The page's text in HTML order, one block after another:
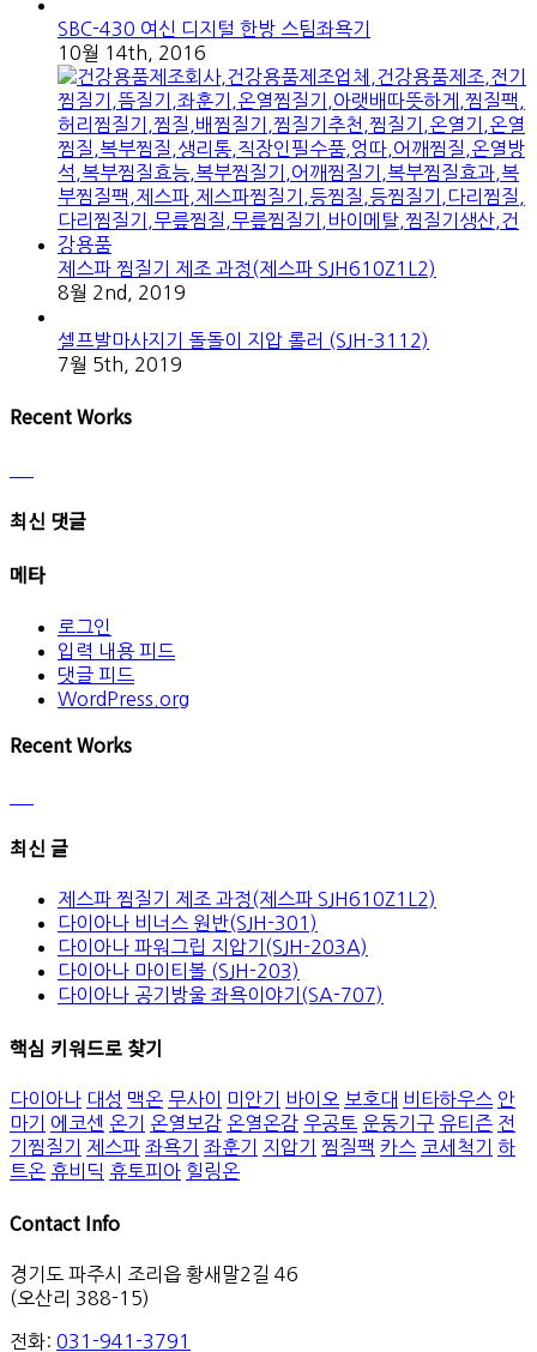
SBC-430 여신 디지털 한방 스팀좌욕기
10월 14th, 2016
제스파 찜질기 제조 과정(제스파 SJH610Z1L2)
8월 2nd, 2019
셀프발마사지기 돌돌이 지압 롤러 (SJH-3112)
7월 5th, 2019
Recent Works
최신 댓글
메타
로그인
입력 내용 피드
댓글 피드
WordPress.org
Recent Works
최신 글
제스파 찜질기 제조 과정(제스파 SJH610Z1L2)
다이아나 비너스 원반(SJH-301)
다이아나 파워그립 지압기(SJH-203A)
다이아나 마이티볼 (SJH-203)
다이아나 공기방울 좌욕이야기(SA-707)
핵심 키워드로 찾기
다이아나 대성 맥온 무사이 미안기 바이오 보호대 비타하우스 안
마기
에코센 온기 온열보감 온열온감 우공토 운동기구 유티즌 전
기찜질기
제스파 좌욕기 좌훈기 지압기 찜질팩 카스 코세척기
하
트온 휴비딕 휴토피아 힐링온
Contact Info
경기도 파주시 조리읍 황새말2길 46
(오산리 388-15)
전화: 031-941-3791